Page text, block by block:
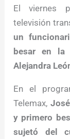
El viernes
televisión
un
besar en
Alejandra
En el
Telemax,
y primero
sujetó del